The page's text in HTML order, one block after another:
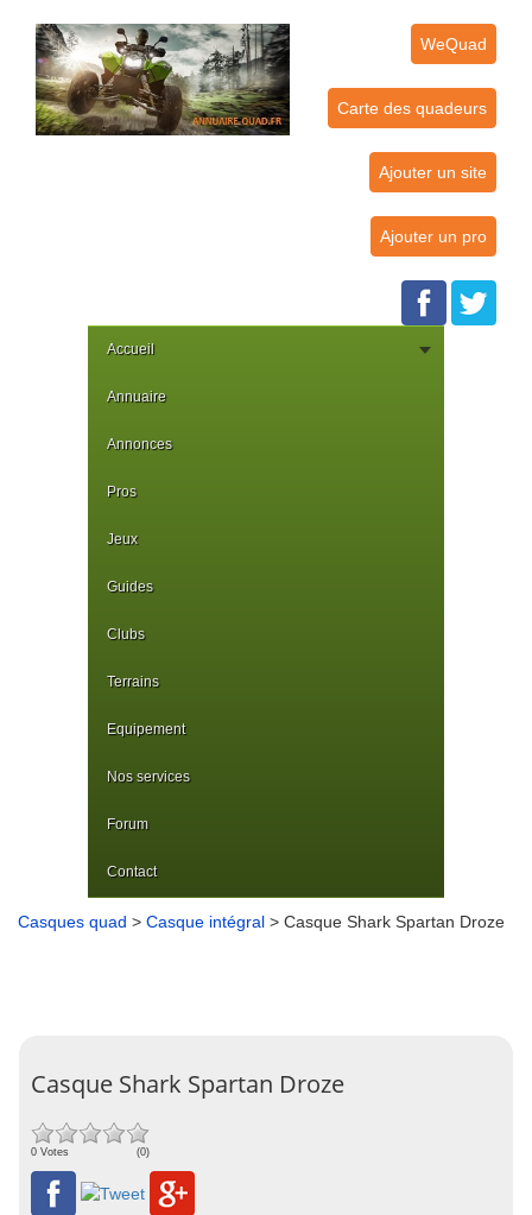
WeQuad
Carte des quadeurs
Ajouter un site
Ajouter un pro
Accueil
Annuaire
Annonces
Pros
Jeux
Guides
Clubs
Terrains
Equipement
Nos services
Forum
Contact
Casques quad > Casque intégral > Casque Shark Spartan Droze
Casque Shark Spartan Droze
0 Votes (0)